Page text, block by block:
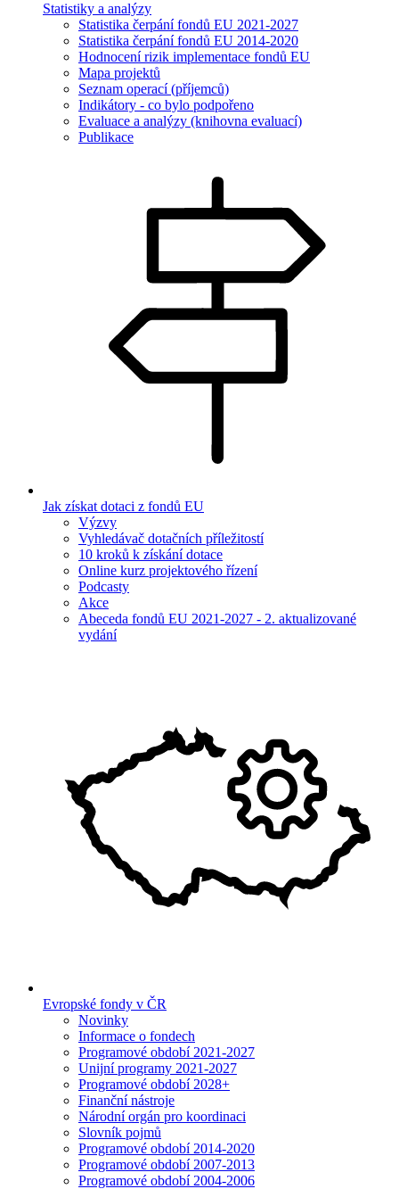
Statistiky a analýzy
Statistika čerpání fondů EU 2021-2027
Statistika čerpání fondů EU 2014-2020
Hodnocení rizik implementace fondů EU
Mapa projektů
Seznam operací (příjemců)
Indikátory - co bylo podpořeno
Evaluace a analýzy (knihovna evaluací)
Publikace
Jak získat dotaci z fondů EU
Výzvy
Vyhledávač dotačních příležitostí
10 kroků k získání dotace
Online kurz projektového řízení
Podcasty
Akce
Abeceda fondů EU 2021-2027 - 2. aktualizované
vydání
Evropské fondy v ČR
Novinky
Informace o fondech
Programové období 2021-2027
Unijní programy 2021-2027
Programové období 2028+
Finanční nástroje
Národní orgán pro koordinaci
Slovník pojmů
Programové období 2014-2020
Programové období 2007-2013
Programové období 2004-2006